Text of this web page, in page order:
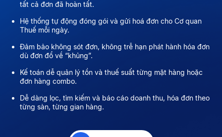
tất cả đơn đã hoàn tất.
Hệ thống tự động đóng gói và gửi hoá đơn cho Cơ quan
Thuế mỗi ngày.
Đảm bảo không sót đơn, không trễ hạn phát hành hóa đơn
dù đơn đổ về “khủng”.
Kế toán dễ quản lý tồn và thuế suất từng mặt hàng hoặc
đơn hàng combo.
Dễ dàng lọc, tìm kiếm và báo cáo doanh thu, hóa đơn theo
từng sàn, từng gian hàng.